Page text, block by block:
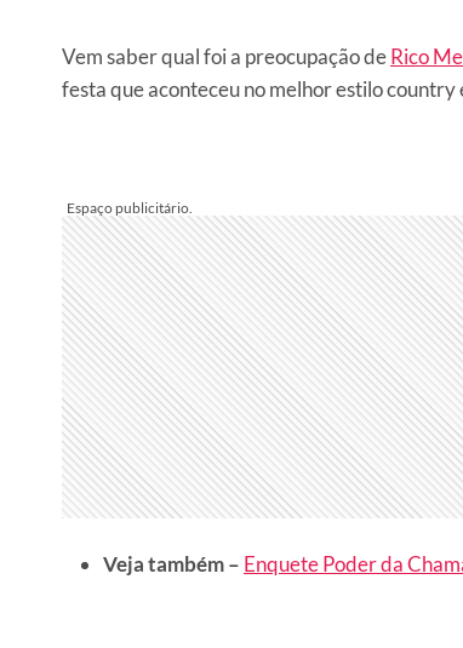
Vem saber qual foi a preocupação deRico
festa que aconteceu no melhor estilo country
Veja também – Enquete Poder da